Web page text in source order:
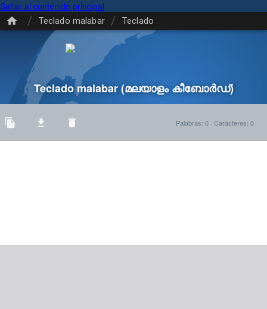
Saltar al contenido principal
/ Teclado malabar / Teclado
Teclado malabar(മലയാളം കീബോർഡ്)
Palabras: 0 · Caracteres: 0